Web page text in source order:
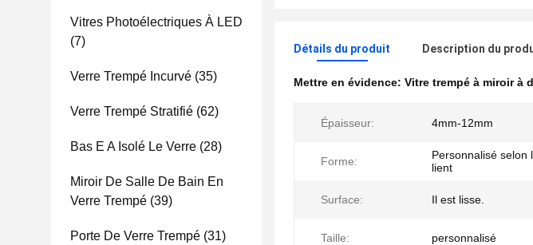
Vitres Photoélectriques À LED
(7)
Verre Trempé Incurvé (35)
Verre Trempé Stratifié (62)
Bas E A Isolé Le Verre (28)
Miroir De Salle De Bain En
Verre Trempé (39)
Porte De Verre Trempé (31)
Détails du produit Description du
Mettre en évidence: Vitre trempé à miroir à
Épaisseur: 4mm-12mm
Forme:
Personnalisé selon
lient
Surface: Il est lisse.
Taille: personnalisé